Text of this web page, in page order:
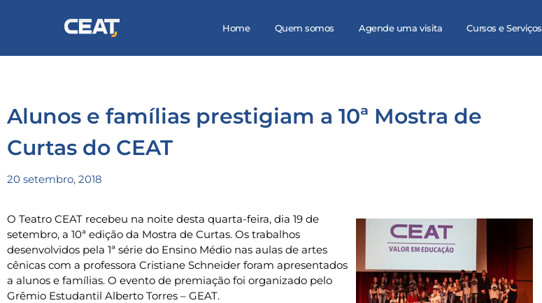
Home Quem somos Agende uma visita Cursos e Serviços
Alunos e famílias prestigiam a 10ª Mostra de
Curtas do CEAT
20 setembro, 2018
O Teatro CEAT recebeu na noite desta quarta-feira, dia 19 de
setembro, a 10ª edição da Mostra de Curtas. Os trabalhos
desenvolvidos pela 1ª série do Ensino Médio nas aulas de artes
cênicas com a professora Cristiane Schneider foram apresentados
a alunos e famílias. O evento de premiação foi organizado pelo
Grêmio Estudantil Alberto Torres – GEAT.